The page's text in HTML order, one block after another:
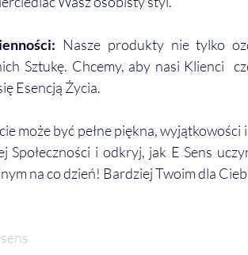
Nasze produkty nie tylko
Sztukę. Chcemy, aby nasi Klienci
Esencją Życia.
może być pełne piękna, wyjątkowości
Społeczności i odkryj, jak E Sens
na co dzień! Bardziej Twoim dla